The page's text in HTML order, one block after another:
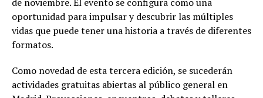
oportunidad para impulsar y descubrir las múltiples
vidas que puede tener una historia a través de diferentes
formatos.
Como novedad de esta tercera edición, se sucederán
actividades gratuitas abiertas al público general en